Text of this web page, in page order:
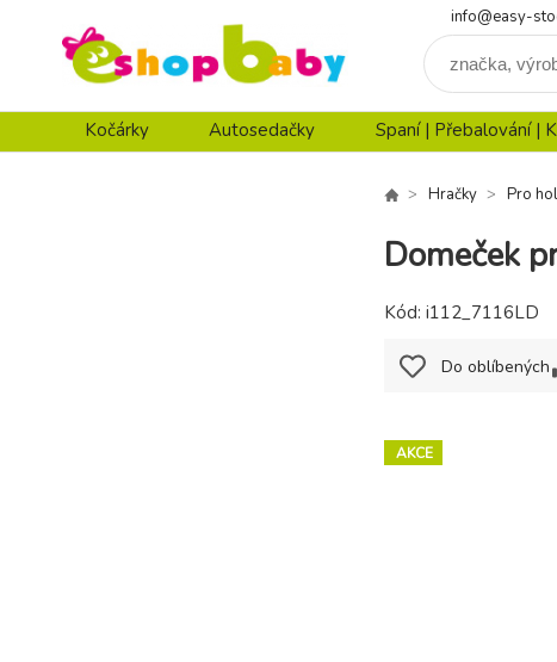
info@easy-
Kočárky Autosedačky Spaní | Přebalování |
Hračky Pro
Domeček
AKCE
Kód: i112_7116LD
Do oblíbených